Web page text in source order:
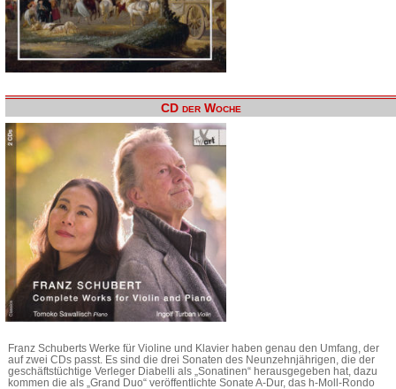
CD der Woche
Franz Schuberts Werke für Violine und Klavier haben genau den Umfang, der
auf zwei CDs passt. Es sind die drei Sonaten des Neunzehnjährigen, die der
geschäftstüchtige Verleger Diabelli als „Sonatinen“ herausgegeben hat, dazu
kommen die als „Grand Duo“ veröffentlichte Sonate A-Dur, das h-Moll-Rondo